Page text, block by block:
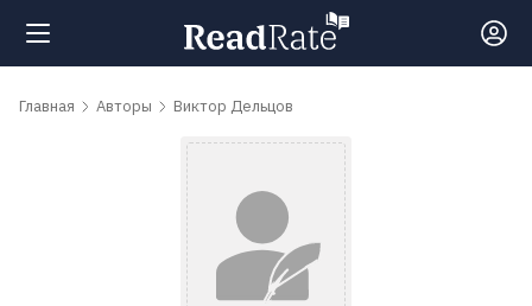
Поиск
Главная Авторы Виктор Дельцов